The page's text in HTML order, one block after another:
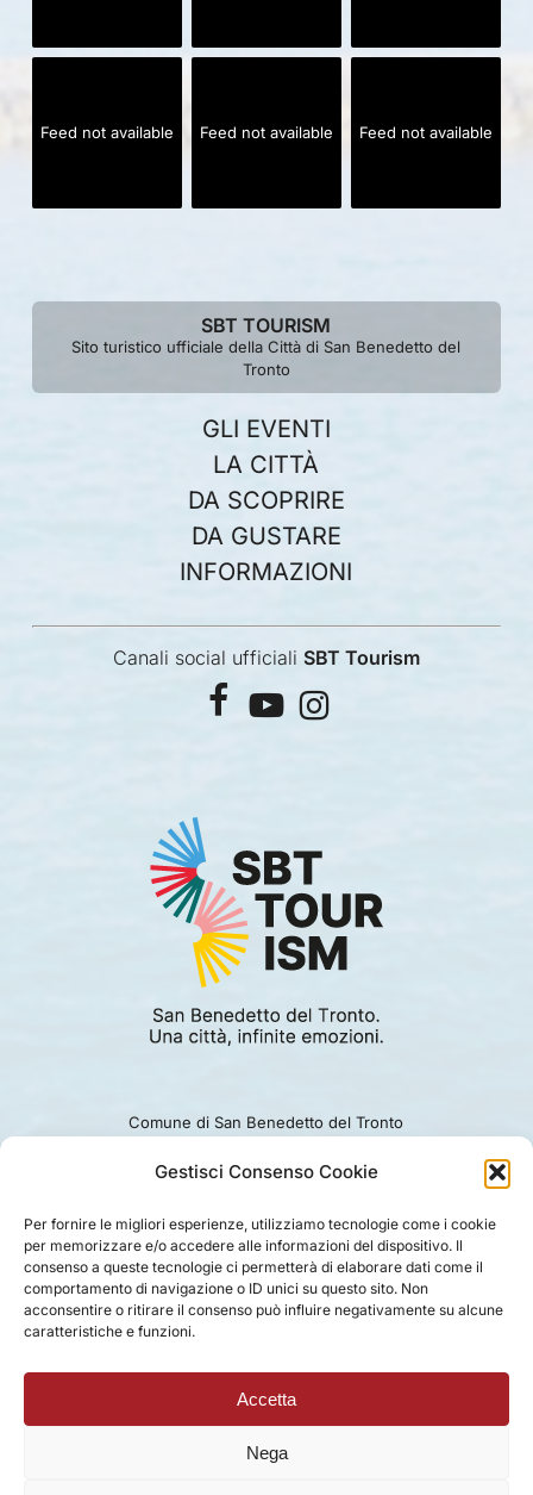
Gestisci Consenso Cookie
Per fornire le migliori esperienze, utilizziamo tecnologie come i cookie
per memorizzare e/o accedere alle informazioni del dispositivo. Il
consenso a queste tecnologie ci permetterà di elaborare dati come il
comportamento di navigazione o ID unici su questo sito. Non
acconsentire o ritirare il consenso può influire negativamente su alcune
caratteristiche e funzioni.
Accetta
Nega
Feed not available Feed not available Feed not available
SBT TOURISM
Sito turistico ufficiale della Città di San Benedetto del
Tronto
GLI EVENTI
LA CITTÀ
DA SCOPRIRE
DA GUSTARE
INFORMAZIONI
Canali social ufficiali SBT Tourism
facebook
youtubeinstagram
Comune di San Benedetto del Tronto
Ufficio turismo: 0735.794229
PRIVACY |COOKIE | LEGAL |DISCLAIMER